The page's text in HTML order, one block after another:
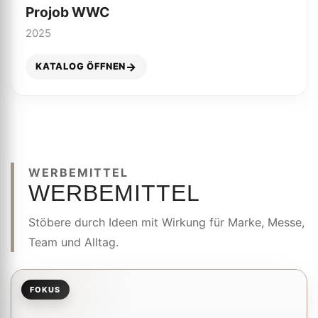
Projob WWC
2025
KATALOG ÖFFNEN
WERBEMITTEL
WERBEMITTEL
Stöbere durch Ideen mit Wirkung für Marke, Messe,
Team und Alltag.
FOKUS